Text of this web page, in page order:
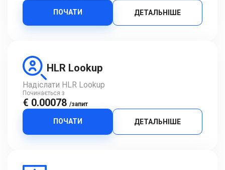
ПОЧАТИ ДЕТАЛЬНІШЕ
HLR Lookup
Надіслати HLR Lookup
Починається з
€ 0.00078 /запит
ПОЧАТИ ДЕТАЛЬНІШЕ